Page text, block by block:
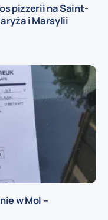
pizzerii na Saint-
i Marsylii
w Mol –